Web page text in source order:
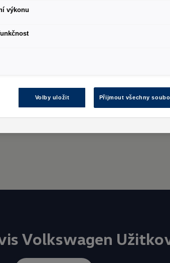
kolům
Air Stop® je
ztrátou tlaku.
Volkswagen
výkonu
Volby uložit Přijmout všechny